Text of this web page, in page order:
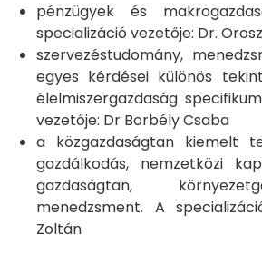
pénzügyek és
specializáció vezetője: Dr.
szervezéstudomány,
egyes kérdései különös
élelmiszergazdaság
vezetője: Dr Borbély Csaba
a közgazdaságtan kiemelt
gazdálkodás, nemzetközi
gazdaságtan,
menedzsment. A
Zoltán